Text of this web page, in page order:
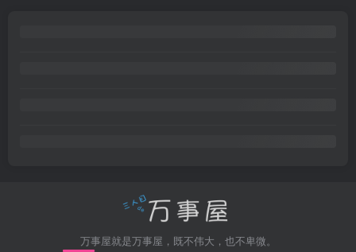
万事屋就是万事屋，既不伟大，也不卑微。